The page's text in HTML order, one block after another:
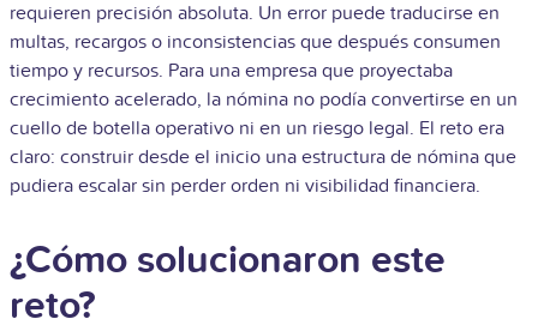
requieren precisión absoluta. Un error puede traducirse en
multas, recargos o inconsistencias que después consumen
tiempo y recursos. Para una empresa que proyectaba
crecimiento acelerado, la nómina no podía convertirse en un
cuello de botella operativo ni en un riesgo legal. El reto era
claro: construir desde el inicio una estructura de nómina que
pudiera escalar sin perder orden ni visibilidad financiera.
¿Cómo solucionaron este
reto?